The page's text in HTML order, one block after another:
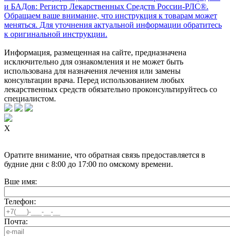
и БАДов: Регистр Лекарственных Средств России-РЛС®.
Обращаем ваше внимание, что инструкция к товарам может
меняться. Для уточнения актуальной информации обратитесь
к оригинальной инструкции.
Информация, размещенная на сайте, предназначена
исключительно для ознакомления и не может быть
использована для назначения лечения или замены
консультации врача. Перед использованием любых
лекарственных средств обязательно проконсультируйтесь со
специалистом.
X
Оратите внимание, что обратная связь предоставляется в
будние дни с 8:00 до 17:00 по омскому времени.
Вше имя:
Телефон:
Почта: